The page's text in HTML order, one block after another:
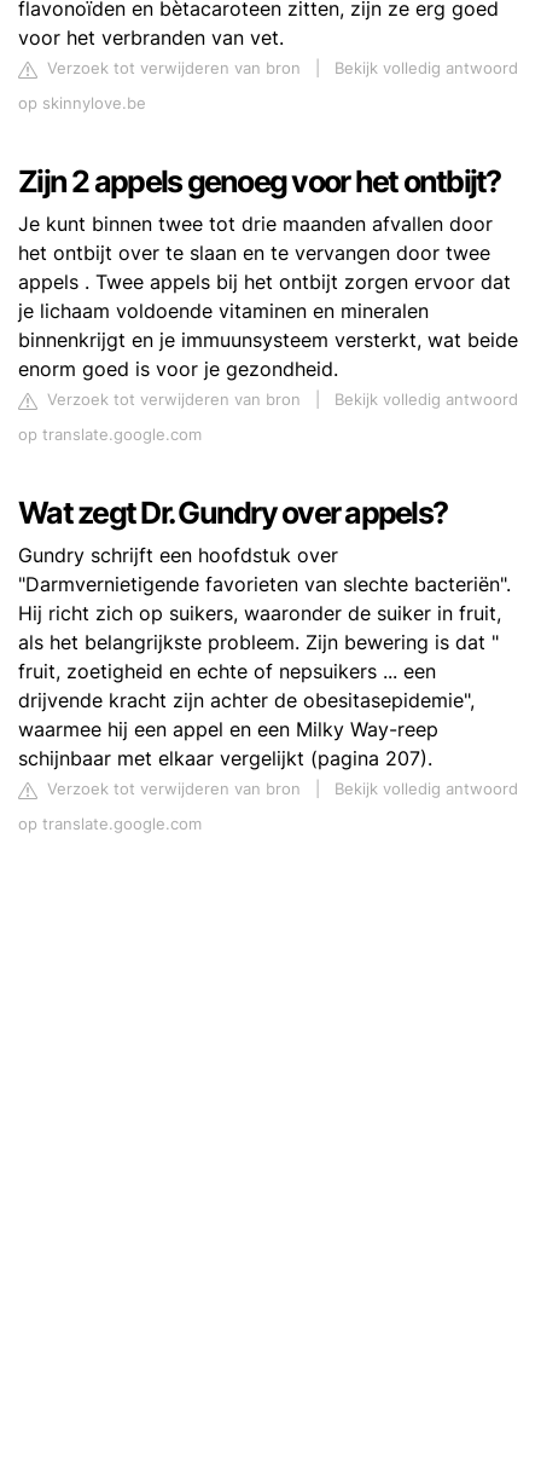
flavonoïden en bètacaroteen zitten, zijn ze erg goed
voor het verbranden van vet.
Verzoek tot verwijderen van bron
Bekijk volledig antwoord
op skinnylove.be
Zijn 2 appels genoeg voor het ontbijt?
Je kunt binnen twee tot drie maanden afvallen door
het ontbijt over te slaan en te vervangen door twee
appels . Twee appels bij het ontbijt zorgen ervoor dat
je lichaam voldoende vitaminen en mineralen
binnenkrijgt en je immuunsysteem versterkt, wat beide
enorm goed is voor je gezondheid.
Verzoek tot verwijderen van bron
Bekijk volledig antwoord
op translate.google.com
Wat zegt Dr. Gundry over appels?
Gundry schrijft een hoofdstuk over
"Darmvernietigende favorieten van slechte bacteriën".
Hij richt zich op suikers, waaronder de suiker in fruit,
als het belangrijkste probleem. Zijn bewering is dat "
fruit, zoetigheid en echte of nepsuikers ... een
drijvende kracht zijn achter de obesitasepidemie",
waarmee hij een appel en een Milky Way-reep
schijnbaar met elkaar vergelijkt (pagina 207).
Verzoek tot verwijderen van bron
Bekijk volledig antwoord
op translate.google.com